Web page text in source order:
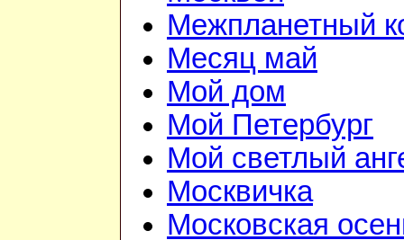
Межпланетный
Месяц май
Мой дом
Мой Петербург
Мой светлый
Москвичка
Московская